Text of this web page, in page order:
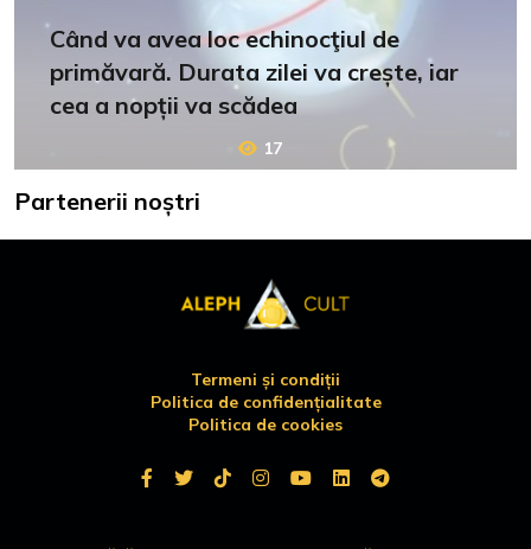
Când va avea loc echinocţiul de
primăvară. Durata zilei va crește, iar
cea a nopții va scădea
17
Partenerii noștri
Termeni și condiții
Politica de confidențialitate
Politica de cookies